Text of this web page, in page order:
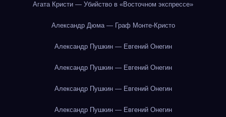
Агата Кристи — Убийство в «Восточном экспрессе»
Александр Дюма — Граф Монте-Кристо
Александр Пушкин — Евгений Онегин
Александр Пушкин — Евгений Онегин
Александр Пушкин — Евгений Онегин
Александр Пушкин — Евгений Онегин